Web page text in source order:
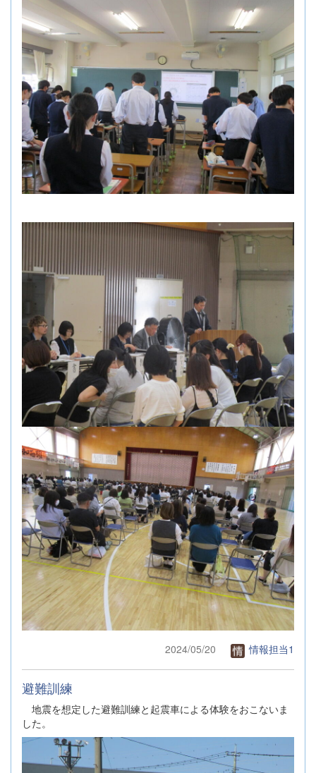
2024/05/20 情報担当1
避難訓練
地震を想定した避難訓練と起震車による体験をおこないま
した。